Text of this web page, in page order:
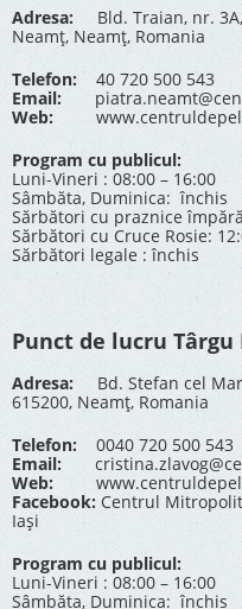
Adresa: Bld. Traian, nr.
Neamț, Neamț, Romania
Telefon:40 720 500 543
Email:
Web:
Program cu publicul:
Luni-Vineri : 08:00 – 16:00
Sâmbăta, Duminica: închis
Sărbători cu praznice
Sărbători cu Cruce Rosie:
Sărbători legale : închis
Punct de lucru
Adresa: Bd. Stefan cel
615200, Neamț, Romania
Telefon: 0040 720 500 543
Email:
Web:
Facebook: Centrul
Iași
Program cu publicul:
Luni-Vineri : 08:00 – 16:00
Sâmbăta, Duminica: închis